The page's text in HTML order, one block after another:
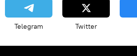
Telegram Twitter